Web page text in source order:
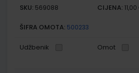
SKU: 569088 CIJENA:
ŠIFRA OMOTA: 500233
Udžbenik Omot